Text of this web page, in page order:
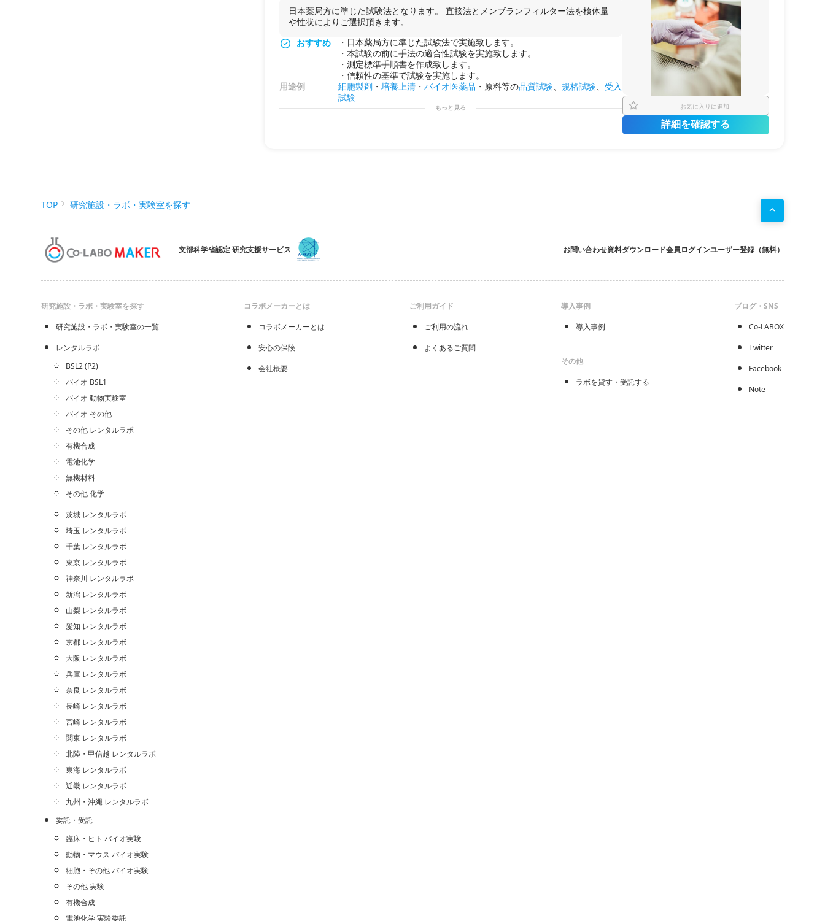
日本薬局方に準じた試験法となります。 直接法とメンブランフィルター法を検体量
や性状によりご選択頂きます。
おすすめ
・日本薬局方に準じた試験法で実施致します。
・本試験の前に手法の適合性試験を実施致します。
・測定標準手順書を作成致します。
・信頼性の基準で試験を実施します。
用途例
細胞製剤 ・培養上清 ・バイオ医薬品 ・原料等の品質試験 、規格試験 、受入
試験
もっと見る お気に入りに追加
詳細を確認する
TOP 研究施設・ラボ・実験室を探す
文部科学省認定 研究支援サービス お問い合わせ資料ダウンロード会員ログインユーザー登録（無料）
研究施設・ラボ・実験室を探す
研究施設・ラボ・実験室の一覧
レンタルラボ
BSL2 (P2)
バイオ BSL1
バイオ 動物実験室
バイオ その他
その他 レンタルラボ
有機合成
電池化学
無機材料
その他 化学
茨城 レンタルラボ
埼玉 レンタルラボ
千葉 レンタルラボ
東京 レンタルラボ
神奈川 レンタルラボ
新潟 レンタルラボ
山梨 レンタルラボ
愛知 レンタルラボ
京都 レンタルラボ
大阪 レンタルラボ
兵庫 レンタルラボ
奈良 レンタルラボ
長崎 レンタルラボ
宮崎 レンタルラボ
関東 レンタルラボ
北陸・甲信越 レンタルラボ
東海 レンタルラボ
近畿 レンタルラボ
九州・沖縄 レンタルラボ
委託・受託
臨床・ヒト バイオ実験
動物・マウス バイオ実験
細胞・その他 バイオ実験
その他 実験
有機合成
電池化学 実験委託
コラボメーカーとは
コラボメーカーとは
安心の保険
会社概要
ご利用ガイド
ご利用の流れ
よくあるご質問
導入事例
導入事例
その他
ラボを貸す・受託する
ブログ・SNS
Co-LABOX
Twitter
Facebook
Note